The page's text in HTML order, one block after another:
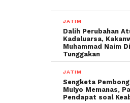
JATIM
Dalih Perubahan
Kadaluarsa,
Muhammad Naim
Tunggakan
JATIM
Sengketa
Mulyo Memanas,
Pendapat soal